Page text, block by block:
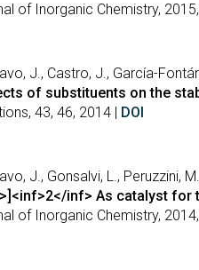
of Inorganic Chemistry,
J., Castro, J., García-
of substituents on the
43, 46, 2014 | DOI
J., Gonsalvi, L., Peruzzini,
inf> As catalyst
of Inorganic Chemistry,